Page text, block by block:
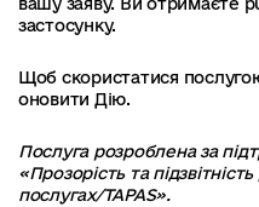
застосунку.
Щоб скористатися
оновити Дію.
Послуга розроблена за
«Прозорість та
послугах/TAPAS».